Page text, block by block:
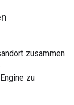
zusammen
zu